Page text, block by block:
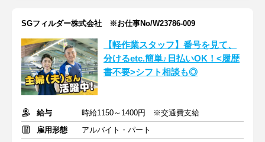
SGフィルダー株式会社 ※お仕事No/W23786-009
【軽作業スタッフ】番号を見て、
分けるetc.簡単♪日払いOK！<履歴
書不要>シフト相談も◎
給与
時給1150～1400円 ※交通費支給
雇用形態
アルバイト・パート